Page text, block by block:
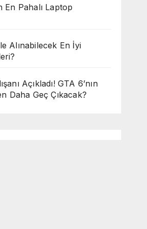
En Pahalı Laptop
Alınabilecek En İyi
Açıkladı! GTA 6’nın
Daha Geç Çıkacak?